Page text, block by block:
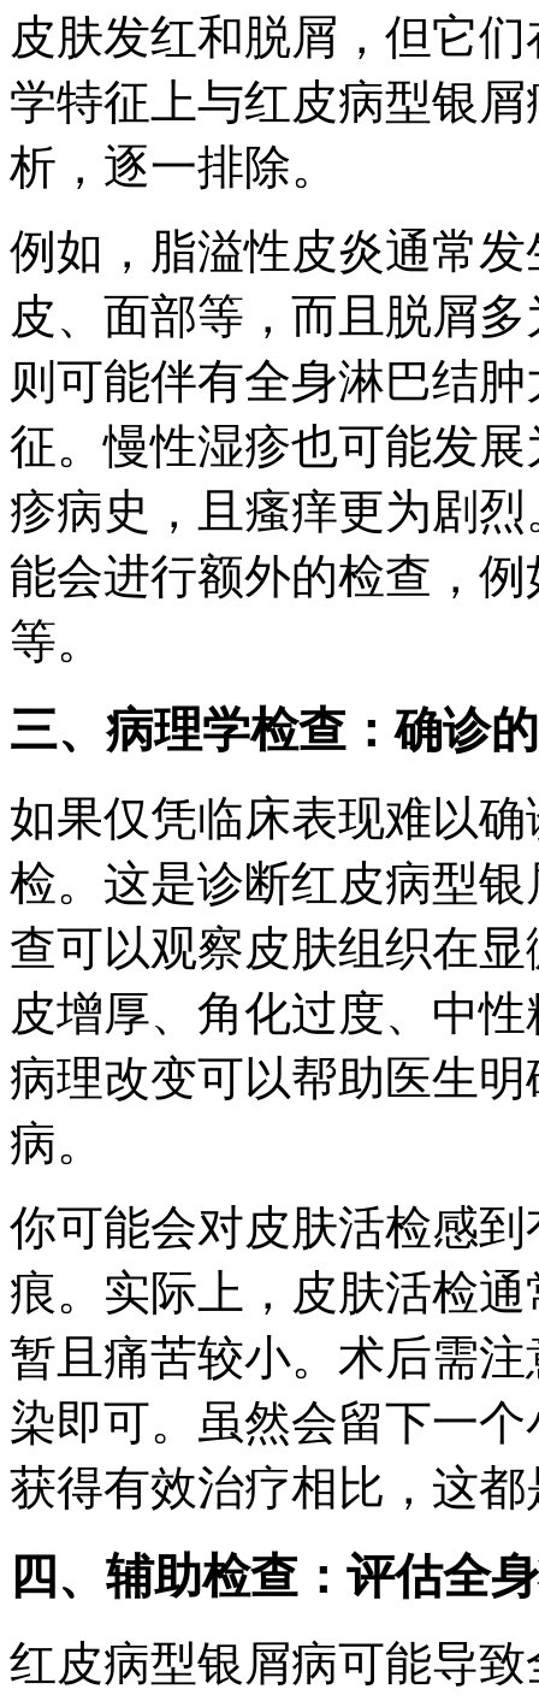
皮肤发红和脱屑，但它
学特征上与红皮病型银
析，逐一排除。
例如，脂溢性皮炎通常
皮、面部等，而且脱屑
则可能伴有全身淋巴结
征。慢性湿疹也可能发
疹病史，且瘙痒更为剧
能会进行额外的检查，
等。
三、病理学检查：确诊
如果仅凭临床表现难以
检。这是诊断红皮病型
查可以观察皮肤组织在
皮增厚、角化过度、中
病理改变可以帮助医生
病。
你可能会对皮肤活检感
痕。实际上，皮肤活检
暂且痛苦较小。术后需
染即可。虽然会留下一
获得有效治疗相比，这
四、辅助检查：评估全
红皮病型银屑病可能导